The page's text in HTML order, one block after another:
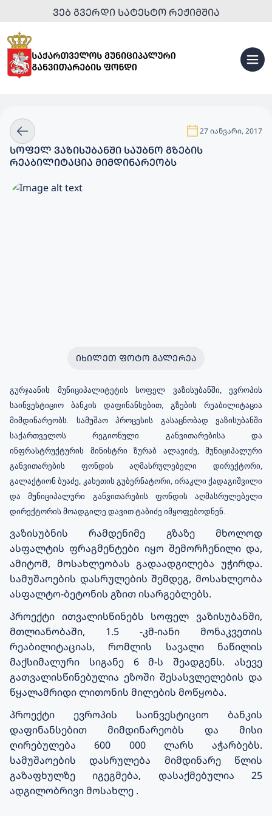
ᲕᲔᲑ ᲒᲕᲔᲠᲓᲘ ᲡᲐᲢᲔᲡᲢᲝ ᲠᲔᲟᲘᲛᲨᲘᲐ
27 იანვარი, 2017
ᲡᲝᲤᲔᲚ ᲕᲐᲖᲘᲡᲣᲑᲐᲜᲨᲘ ᲡᲐᲣᲑᲜᲝ ᲒᲖᲔᲑᲘᲡ
ᲠᲔᲐᲑᲘᲚᲘᲢᲐᲪᲘᲐ ᲛᲘᲛᲓᲘᲜᲐᲠᲔᲝᲑᲡ
ᲘᲮᲘᲚᲔᲗ ᲤᲝᲢᲝ ᲒᲐᲚᲔᲠᲔᲐ
გურჯაანის მუნიციპალიტეტის სოფელ ვაზისუბანში, ევროპის
საინვესტიციო ბანკის დაფინანსებით, გზების რეაბილიტაცია
მიმდინარეობს. სამუშაო პროცესის გასაცნობად ვაზისუბანში
საქართველოს რეგიონული განვითარებისა და
ინფრასტრუქტურის მინისტრი ზურაბ ალავიძე, მუნიციპალური
განვითარების ფონდის აღმასრულებელი დირექტორი,
გალაქტიონ ბუაძე, კახეთის გუბერნატორი, ირაკლი ქადაგიშვილი
და მუნიციპალური განვითარების ფონდის აღმასრულებელი
დირექტორის მოადგილე დავით ტაბიძე იმყოფებოდნენ.
ვაზისუბნის რამდენიმე გზაზე მხოლოდ
ასფალტის ფრაგმენტები იყო შემორჩენილი და,
ამიტომ, მოსახლეობას გადაადგილება უჭირდა.
სამუშაოების დასრულების შემდეგ, მოსახლეობა
ასფალტო-ბეტონის გზით ისარგებლებს.
პროექტი ითვალისწინებს სოფელ ვაზისუბანში,
მთლიანობაში, 1.5 -კმ-იანი მონაკვეთის
რეაბილიტაციას, რომლის სავალი ნაწილის
მაქსიმალური სიგანე 6 მ-ს შეადგენს. ასევე
გათვალისწინებულია ეზოში შესასვლელების და
წყალამრიდი ლითონის მილების მოწყობა.
პროექტი ევროპის საინვესტიციო ბანკის
დაფინანსებით მიმდინარეობს და მისი
ღირებულება 600 000 ლარს აჭარბებს.
სამუშაოების დასრულება მიმდინარე წლის
გაზაფხულზე იგეგმება, დასაქმებულია 25
ადგილობრივი მოსახლე .